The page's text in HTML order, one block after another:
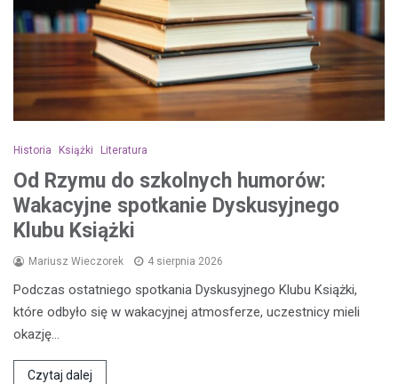
Historia Książki Literatura
Od Rzymu do szkolnych humorów:
Wakacyjne spotkanie Dyskusyjnego
Klubu Książki
Mariusz Wieczorek 4 sierpnia 2026
Podczas ostatniego spotkania Dyskusyjnego Klubu Książki,
które odbyło się w wakacyjnej atmosferze, uczestnicy mieli
okazję…
Czytaj dalej